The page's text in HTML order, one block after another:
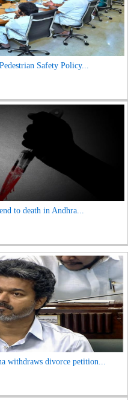
Safety Policy...
to death in Andhra...
withdraws divorce petition...